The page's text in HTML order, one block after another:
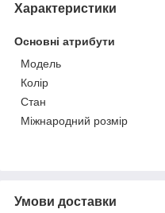
Характеристики
Основні атрибути
Модель
Колір
Стан
Міжнародний розмір
Умови доставки